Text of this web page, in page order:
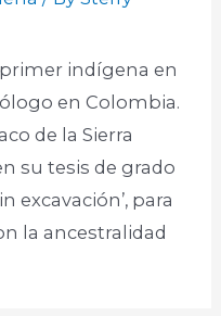
indígena en
en Colombia.
de la Sierra
su tesis de grado
excavación’, para
la ancestralidad